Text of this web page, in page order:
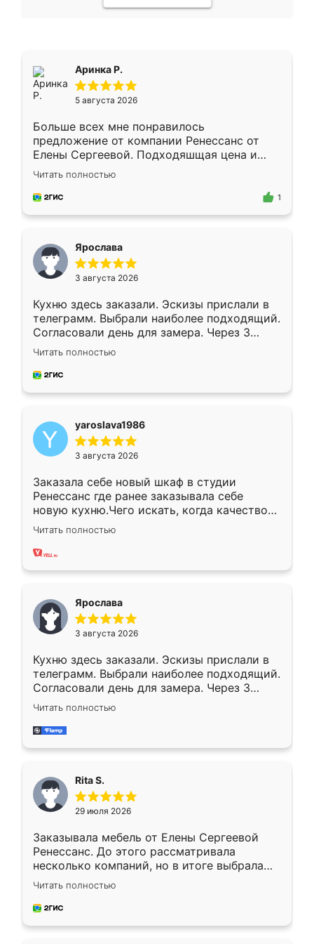
Аринка Р.
5 августа 2026
Больше всех мне понравилось
предложение от компании Ренессанс от
Елены Сергеевой. Подходяшщая цена и
короткие сроки изготовления. Приехавший
для замера сотрудник Владислав
предложил по моему эскизу самый
Читать полностью
1
Ярослава
3 августа 2026
Кухню здесь заказали. Эскизы прислали в
телеграмм. Выбрали наиболее подходящий.
Согласовали день для замера. Через 3
недели кухня была уже готова. Остались
довольны работой. Спасибо Ренессанс
мебель за качественную работу!
Читать полностью
yaroslava1986
3 августа 2026
Заказала себе новый шкаф в студии
Ренессанс где ранее заказывала себе
новую кухню.Чего искать, когда качеством
вполне довольна. Служит кухня уже почти
два года, нареканий нет.
Читать полностью
Ярослава
3 августа 2026
Кухню здесь заказали. Эскизы прислали в
телеграмм. Выбрали наиболее подходящий.
Согласовали день для замера. Через 3
недели кухня была уже готова. Остались
довольны работой. Спасибо Ренессанс
мебель за качественную работу!
Читать полностью
Rita S.
29 июля 2026
Заказывала мебель от Елены Сергеевой
Ренессанс. До этого рассматривала
несколько компаний, но в итоге выбрала
эту. Сначала обговорили условия, потом
приехал замерщик, всё спокойно объяснил
и снял размеры. Изготовили в срок, с
Читать полностью